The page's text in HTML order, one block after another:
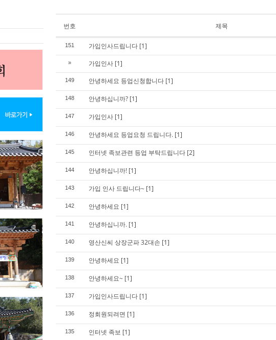
번호 제목
151 가입인사드립니다 [1]
» 가입인사 [1]
149 안녕하세요 등업신청합니다 [1]
148 안녕하십니까? [1]
147 가입인사 [1]
146 안녕하세요 등업요청 드립니다. [1]
145 인터넷 족보관련 등업 부탁드립니다 [2]
144 안녕하십니까! [1]
143 가입 인사 드립니다~ [1]
142 안녕하세요 [1]
141 안녕하십니까. [1]
140 영산신씨 상장군파 32대손 [1]
139 안녕하세요 [1]
138 안녕하세요~ [1]
137 가입인사드립니다 [1]
136 정회원되려면 [1]
135 인터넷 족보 [1]